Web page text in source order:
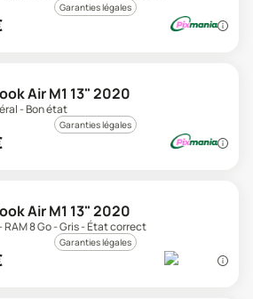
Garanties légales
Air M1 13" 2020
- Bon état
Garanties légales
Air M1 13" 2020
RAM 8 Go - Gris - État correct
Garanties légales